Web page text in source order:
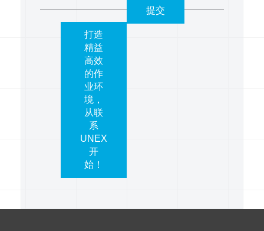
提交
打造
精益
高效
的作
业环
境，
从联
系
UNEX
开
始！